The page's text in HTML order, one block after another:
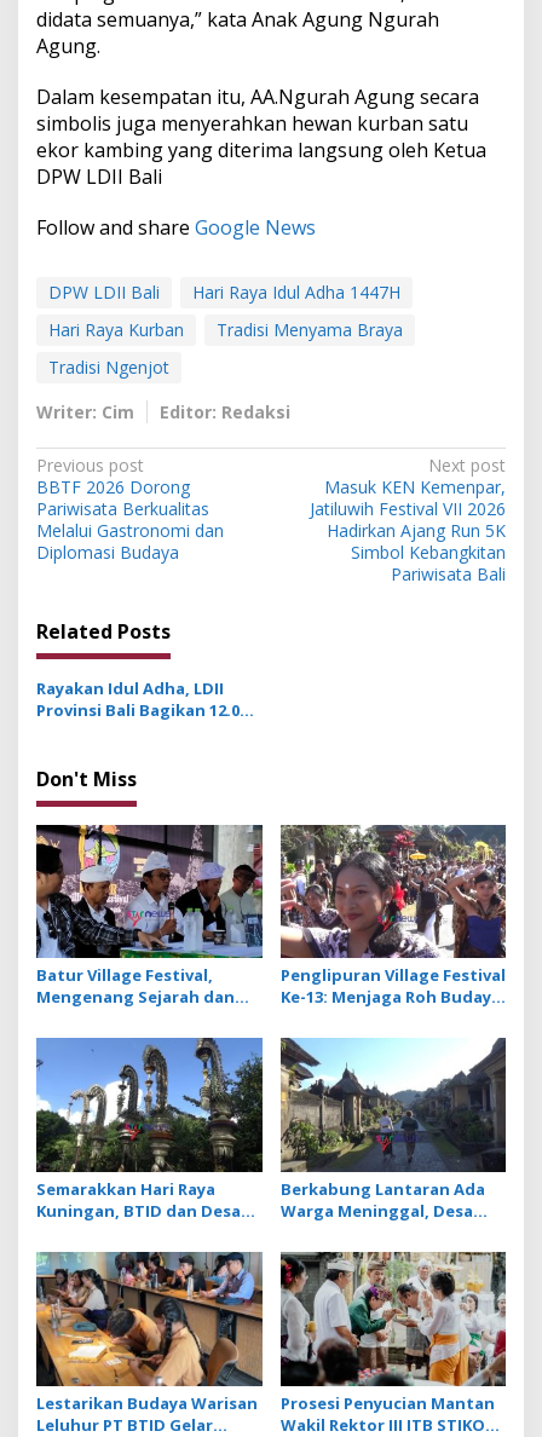
didata semuanya,” kata Anak Agung Ngurah
Agung.
Dalam kesempatan itu, AA.Ngurah Agung secara
simbolis juga menyerahkan hewan kurban satu
ekor kambing yang diterima langsung oleh Ketua
DPW LDII Bali
Follow and share Google News
DPW LDII Bali
Hari Raya Idul Adha 1447H
Hari Raya Kurban
Tradisi Menyama Braya
Tradisi Ngenjot
Writer: Cim
Editor: Redaksi
P
o
s
t
a
v
i
a
t
i
o
n
Previous post
BBTF 2026 Dorong
Pariwisata Berkualitas
Melalui Gastronomi dan
Diplomasi Budaya
Next post
Masuk KEN Kemenpar,
Jatiluwih Festival VII 2026
Hadirkan Ajang Run 5K
Simbol Kebangkitan
Pariwisata Bali
Related Posts
Rayakan Idul Adha, LDII
Provinsi Bali Bagikan 12.000
Don't Miss
Batur Village Festival,
Mengenang Sejarah dan
Gunung Batur 1926
Penglipuran Village Festival
Ke-13: Menjaga Roh Budaya
Berkelanjutan
Semarakkan Hari Raya
Kuningan, BTID dan Desa
Festival Penjor Raksasa
Berkabung Lantaran Ada
Warga Meninggal, Desa
Penjor dan Prosesi Sakral
saat Galungan
Lestarikan Budaya Warisan
Leluhur PT BTID Gelar
Prosesi Penyucian Mantan
Wakil Rektor III ITB STIKOM